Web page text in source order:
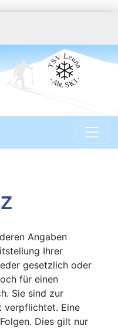
Angaben
Ihrer
gesetzlich oder
für einen
Sie sind zur
verpflichtet. Eine
Dies gilt nur